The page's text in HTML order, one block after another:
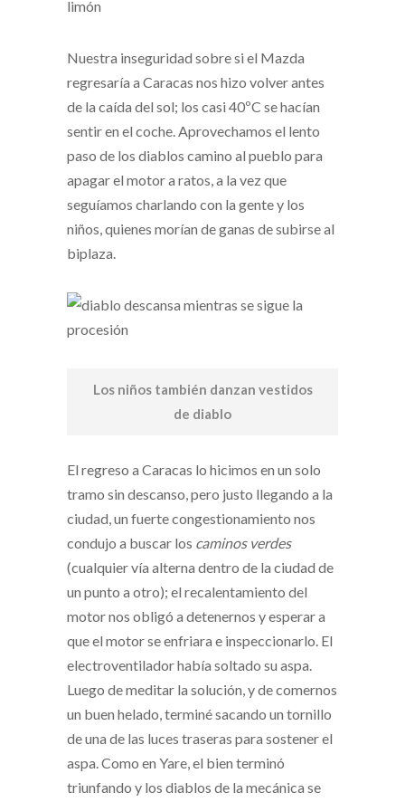
Nuestra inseguridad sobre si el Mazda
regresaría a Caracas nos hizo volver antes
de la caída del sol; los casi 40ºC se hacían
sentir en el coche. Aprovechamos el lento
paso de los diablos camino al pueblo para
apagar el motor a ratos, a la vez que
seguíamos charlando con la gente y los
niños, quienes morían de ganas de subirse al
biplaza.
Los niños también danzan vestidos
de diablo
El regreso a Caracas lo hicimos en un solo
tramo sin descanso, pero justo llegando a la
ciudad, un fuerte congestionamiento nos
condujo a buscar los caminos verdes
(cualquier vía alterna dentro de la ciudad de
un punto a otro); el recalentamiento del
motor nos obligó a detenernos y esperar a
que el motor se enfriara e inspeccionarlo. El
electroventilador había soltado su aspa.
Luego de meditar la solución, y de comernos
un buen helado, terminé sacando un tornillo
de una de las luces traseras para sostener el
aspa. Como en Yare, el bien terminó
triunfando y los diablos de la mecánica se